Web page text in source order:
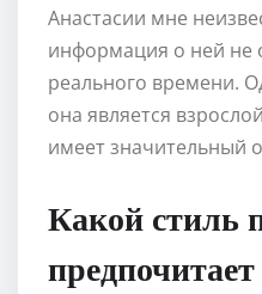
Анастасии мне
информация о ней не
реального времени.
она является
имеет значительный
Какой стиль